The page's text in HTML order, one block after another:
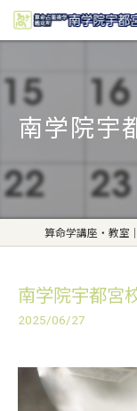
南学院宇
南学院宇都宮
2025/06/27